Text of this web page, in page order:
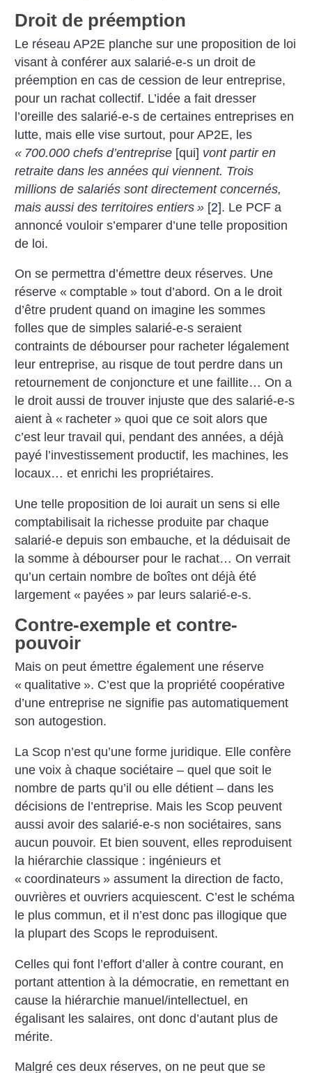
Droit de préemption
Le réseau AP2E planche sur une proposition de loi
visant à conférer aux salarié-e-s un droit de
préemption en cas de cession de leur entreprise,
pour un rachat collectif. L’idée a fait dresser
l’oreille des salarié-e-s de certaines entreprises en
lutte, mais elle vise surtout, pour AP2E, les
« 700.000 chefs d’entreprise [qui] vont partir en
retraite dans les années qui viennent. Trois
millions de salariés sont directement concernés,
mais aussi des territoires entiers » [2]. Le PCF a
annoncé vouloir s’emparer d’une telle proposition
de loi.
On se permettra d’émettre deux réserves. Une
réserve « comptable » tout d’abord. On a le droit
d’être prudent quand on imagine les sommes
folles que de simples salarié-e-s seraient
contraints de débourser pour racheter légalement
leur entreprise, au risque de tout perdre dans un
retournement de conjoncture et une faillite… On a
le droit aussi de trouver injuste que des salarié-e-s
aient à « racheter » quoi que ce soit alors que
c’est leur travail qui, pendant des années, a déjà
payé l’investissement productif, les machines, les
locaux… et enrichi les propriétaires.
Une telle proposition de loi aurait un sens si elle
comptabilisait la richesse produite par chaque
salarié-e depuis son embauche, et la déduisait de
la somme à débourser pour le rachat… On verrait
qu’un certain nombre de boîtes ont déjà été
largement « payées » par leurs salarié-e-s.
Contre-exemple et contre-
pouvoir
Mais on peut émettre également une réserve
« qualitative ». C’est que la propriété coopérative
d’une entreprise ne signifie pas automatiquement
son autogestion.
La Scop n’est qu’une forme juridique. Elle confère
une voix à chaque sociétaire – quel que soit le
nombre de parts qu’il ou elle détient – dans les
décisions de l’entreprise. Mais les Scop peuvent
aussi avoir des salarié-e-s non sociétaires, sans
aucun pouvoir. Et bien souvent, elles reproduisent
la hiérarchie classique : ingénieurs et
« coordinateurs » assument la direction de facto,
ouvrières et ouvriers acquiescent. C’est le schéma
le plus commun, et il n’est donc pas illogique que
la plupart des Scops le reproduisent.
Celles qui font l’effort d’aller à contre courant, en
portant attention à la démocratie, en remettant en
cause la hiérarchie manuel/intellectuel, en
égalisant les salaires, ont donc d’autant plus de
mérite.
Malgré ces deux réserves, on ne peut que se